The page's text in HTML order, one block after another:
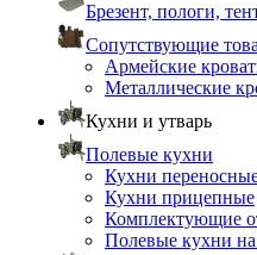
Брезент, пологи,
Сопутствующие
Армейские
Металлические
Кухни и утварь
Полевые кухни
Кухни
Кухни прицепные
Комплектующие
Полевые кухни